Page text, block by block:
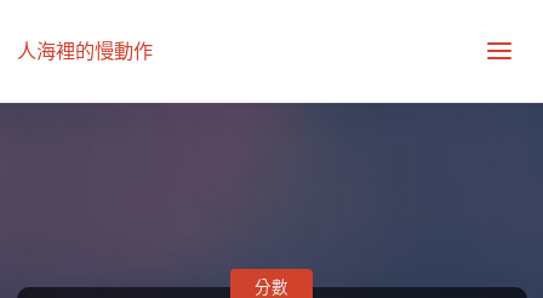
人海裡的慢動作
分數